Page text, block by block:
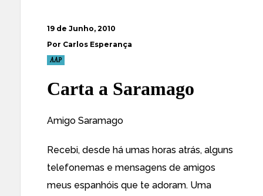
19 de Junho, 2010
Por Carlos Esperança
AAP
Carta a Saramago
Amigo Saramago
Recebi, desde há umas horas atrás, alguns
telefonemas e mensagens de amigos
meus espanhóis que te adoram. Uma